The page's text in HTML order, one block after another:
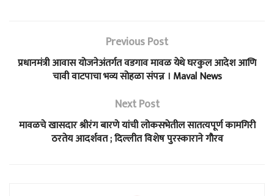
Previous Post
प्रधानमंत्री आवास योजनेअंतर्गत वडगाव मावळ येथे घरकुल आदेश आणि
चावी वाटपाचा भव्य सोहळा संपन्न । Maval News
Next Post
मावळचे खासदार श्रीरंग बारणे यांची लोकसभेतील सातत्यपूर्ण कामगिरी
ठरतेय आदर्शवत ; दिल्लीत विशेष पुरस्काराने गौरव